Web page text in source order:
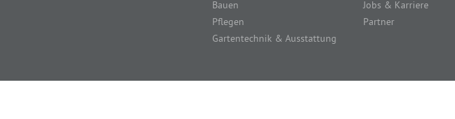
Bauen
Pflegen
Gartentechnik & Ausstattung
Jobs & Karriere
Partner